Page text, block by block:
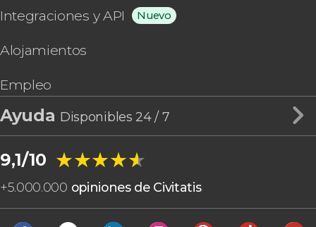
Integraciones y API Nuevo
Alojamientos
Empleo
Ayuda Disponibles 24 / 7
9,1/10 ★★★★★
★★★★★
+5.000.000 opiniones de Civitatis